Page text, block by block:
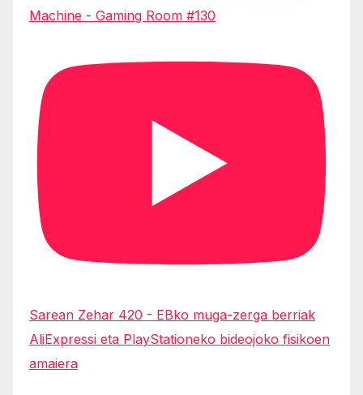
Machine - Gaming Room #130
Sarean Zehar 420 - EBko muga-zerga berriak
AliExpressi eta PlayStationeko bideojoko fisikoen
amaiera